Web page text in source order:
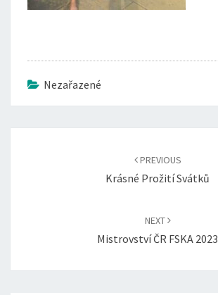
Nezařazené
PREVIOUS
Krásné Prožití Svátků
NEXT
Mistrovství ČR FSKA 2023